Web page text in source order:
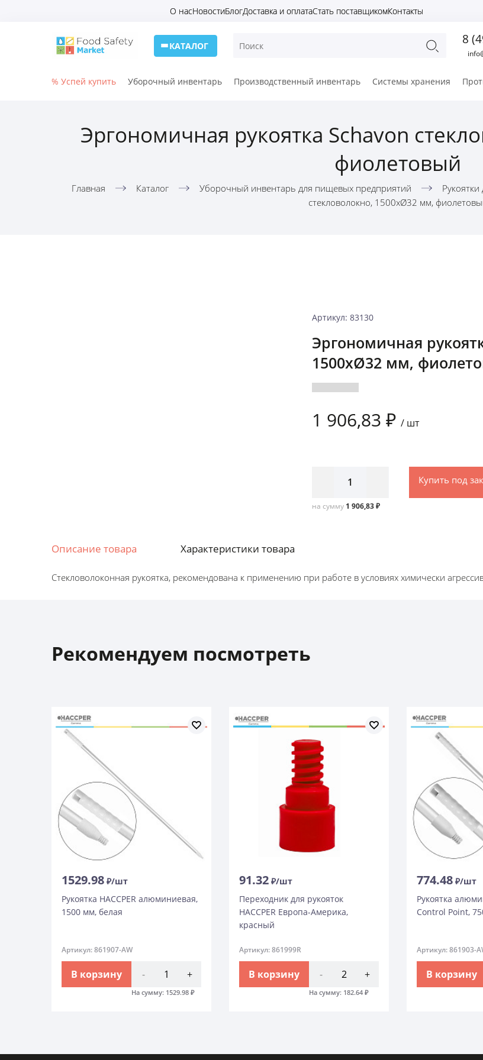
О насНовостиБлогДоставка и оплатаСтать поставщикомКонтакты
КАТАЛОГ 8
% Успей купить Уборочный инвентарь Производственный инвентарь Системы хранения
Эргономичная рукоятка Schavon
фиолетовый
Главная Каталог Уборочный инвентарь для пищевых предприятий
стекловолокно, 1500xØ32 мм,
Артикул: 83130
Эргономичная
1500xØ32 мм,
1 906,83 ₽ / шт
на сумму 1 906,83 ₽
Купить под
Описание товара Характеристики товара
Стекловолоконная рукоятка, рекомендована к применению при работе в условиях химически
Рекомендуем посмотреть
1529.98 ₽/шт
Рукоятка HACCPER алюминиевая,
1500 мм, белая
Артикул: 861907-AW
В корзину - +
На сумму: 1529.98 ₽
91.32 ₽/шт
Переходник для рукояток
HACCPER Европа-Америка,
красный
Артикул: 861999R
В корзину - +
На сумму: 182.64 ₽
774.48 ₽/шт
Рукоятка
Control Point,
Артикул: 861903-
В корзину